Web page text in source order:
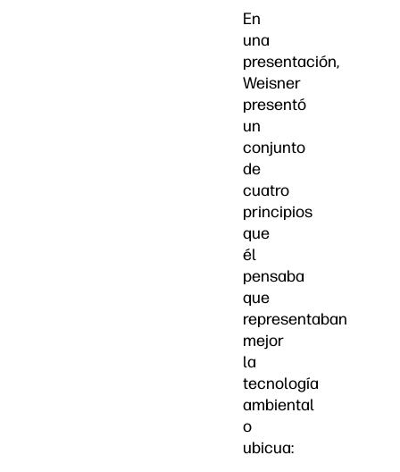
En
una
presentación,
Weisner
presentó
un
conjunto
de
cuatro
principios
que
él
pensaba
que
representaban
mejor
la
tecnología
ambiental
o
ubicua: